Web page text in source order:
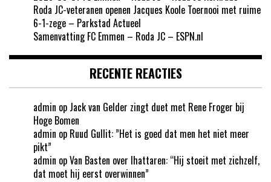
Roda JC-veteranen openen Jacques Koole Toernooi met ruime
6-1-zege – Parkstad Actueel
Samenvatting FC Emmen – Roda JC – ESPN.nl
RECENTE REACTIES
admin op Jack van Gelder zingt duet met Rene Froger bij
Hoge Bomen
admin op Ruud Gullit: ”Het is goed dat men het niet meer
pikt”
admin opVan Basten over Ihattaren: “Hij stoeit met zichzelf,
dat moet hij eerst overwinnen”